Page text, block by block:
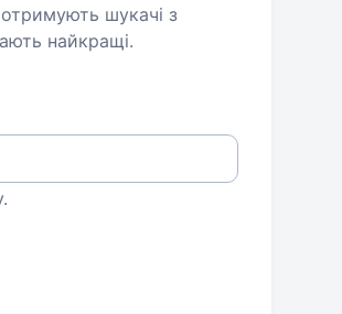
шукачі з
найкращі.